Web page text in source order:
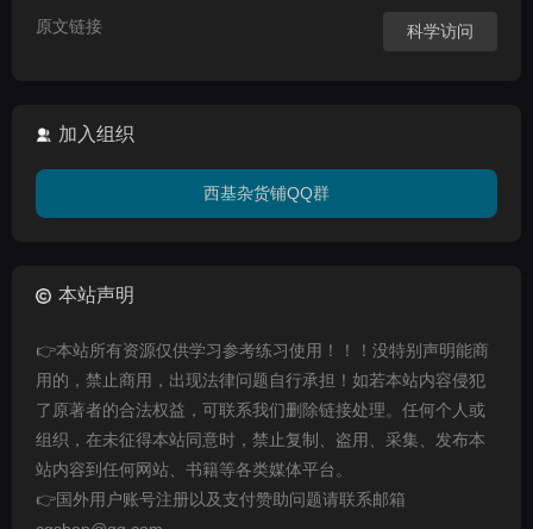
原文链接 科学访问
加入组织
西基杂货铺QQ群
本站声明
👉本站所有资源仅供学习参考练习使用！！！没特别声明能商
用的，禁止商用，出现法律问题自行承担！如若本站内容侵犯
了原著者的合法权益，可联系我们删除链接处理。任何个人或
组织，在未征得本站同意时，禁止复制、盗用、采集、发布本
站内容到任何网站、书籍等各类媒体平台。
👉国外用户账号注册以及支付赞助问题请联系邮箱